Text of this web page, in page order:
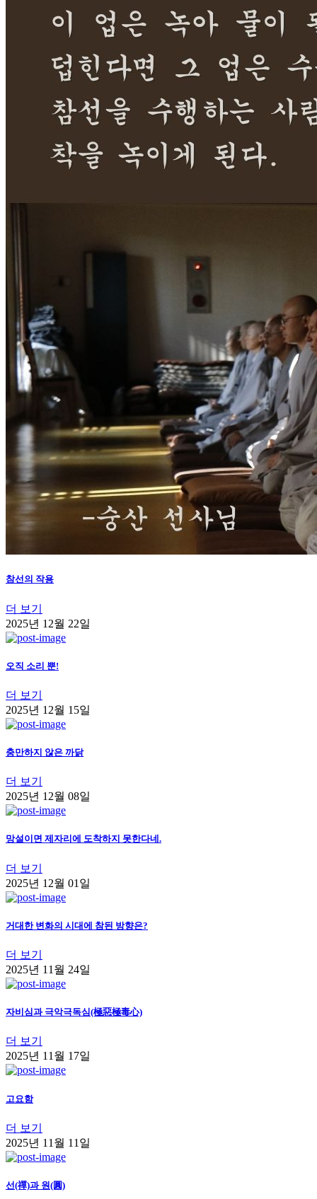
참선의 작용
더 보기
2025년 12월 22일
오직 소리 뿐!
더 보기
2025년 12월 15일
충만하지 않은 까닭
더 보기
2025년 12월 08일
망설이면 제자리에 도착하지 못한다네.
더 보기
2025년 12월 01일
거대한 변화의 시대에 참된 방향은?
더 보기
2025년 11월 24일
자비심과 극악극독심(極惡極毒心)
더 보기
2025년 11월 17일
고요함
더 보기
2025년 11월 11일
선(禪)과 원(圓)